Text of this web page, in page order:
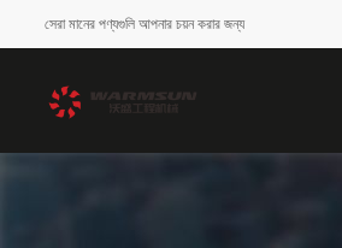
সেরা মানের পণ্যগুলি আপনার চয়ন করার জন্য